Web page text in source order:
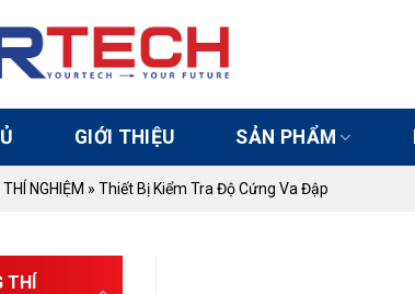
GIỚI THIỆU SẢN PHẨM
NGHIỆM » Thiết Bị Kiểm Tra Độ Cứng Va Đập
THÍ